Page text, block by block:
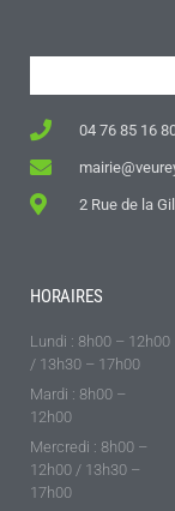
04 76 85 16
2 Rue de la
HORAIRES
Lundi : 8h00 – 12h00
/ 13h30 – 17h00
Mardi : 8h00 –
12h00
Mercredi : 8h00 –
12h00 / 13h30 –
17h00